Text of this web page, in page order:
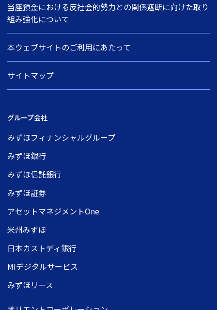
当座預金における反社会的勢力との関係遮断に向けた取り
組み強化について
本ウェブサイトのご利用にあたって
サイトマップ
グループ会社
みずほフィナンシャルグループ
みずほ銀行
みずほ信託銀行
みずほ証券
アセットマネジメントOne
米州みずほ
日本カストディ銀行
MIデジタルサービス
みずほリース